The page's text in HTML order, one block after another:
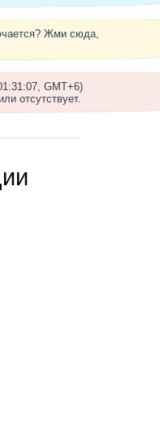
Жми сюда,
GMT+6)
отсутствует.